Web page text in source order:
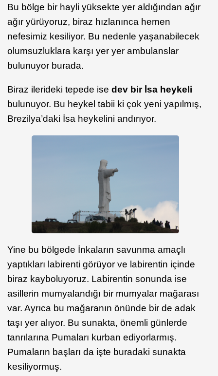
Bu bölge bir hayli yüksekte yer aldığından ağır
ağır yürüyoruz, biraz hızlanınca hemen
nefesimiz kesiliyor. Bu nedenle yaşanabilecek
olumsuzluklara karşı yer yer ambulanslar
bulunuyor burada.
Biraz ilerideki tepede ise dev bir İsa heykeli
bulunuyor. Bu heykel tabii ki çok yeni yapılmış,
Brezilya’daki İsa heykelini andırıyor.
Yine bu bölgede İnkaların savunma amaçlı
yaptıkları labirenti görüyor ve labirentin içinde
biraz kayboluyoruz. Labirentin sonunda ise
asillerin mumyalandığı bir mumyalar mağarası
var. Ayrıca bu mağaranın önünde bir de adak
taşı yer alıyor. Bu sunakta, önemli günlerde
tanrılarına Pumaları kurban ediyorlarmış.
Pumaların başları da işte buradaki sunakta
kesiliyormuş.